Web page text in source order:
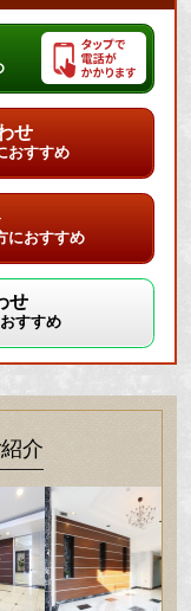
せ
おすすめ
におすすめ
せ
すすめ
介